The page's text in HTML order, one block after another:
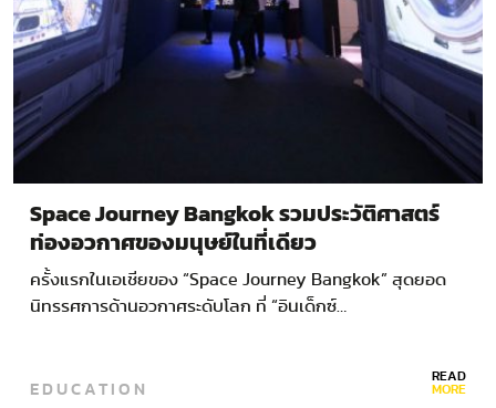
Space Journey Bangkok รวมประวัติศาสตร์
ท่องอวกาศของมนุษย์ในที่เดียว
ครั้งแรกในเอเชียของ “Space Journey Bangkok” สุดยอด
นิทรรศการด้านอวกาศระดับโลก ที่ “อินเด็กซ์…
EDUCATION READ
MORE